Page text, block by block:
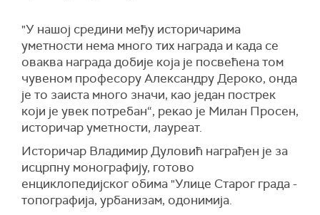
"У нашој средини међу историчарима
уметности нема много тих награда и када се
оваква награда добије која је посвећена том
чувеном професору Александру Дероко, онда
је то заиста много значи, као један пострек
који је увек потребан“, рекао је Милан Просен,
историчар уметности, лауреат.
Историчар Владимир Дуловић награђен је за
исцрпну монографију, готово
енциклопедијског обима "Улице Старог града -
топографија, урбанизам, одонимија.